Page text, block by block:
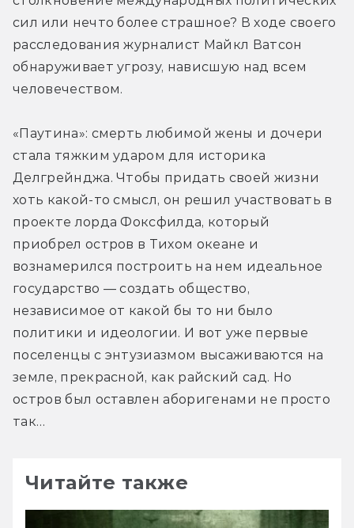
сил или нечто более страшное? В ходе своего
расследования журналист Майкл Ватсон
обнаруживает угрозу, нависшую над всем
человечеством.
«Паутина»: смерть любимой жены и дочери
стала тяжким ударом для историка
Делгрейнджа. Чтобы придать своей жизни
хоть какой-то смысл, он решил участвовать в
проекте лорда Фоксфилда, который
приобрел остров в Тихом океане и
вознамерился построить на нем идеальное
государство — создать общество,
независимое от какой бы то ни было
политики и идеологии. И вот уже первые
поселенцы с энтузиазмом высаживаются на
земле, прекрасной, как райский сад. Но
остров был оставлен аборигенами не просто
так…
Читайте также